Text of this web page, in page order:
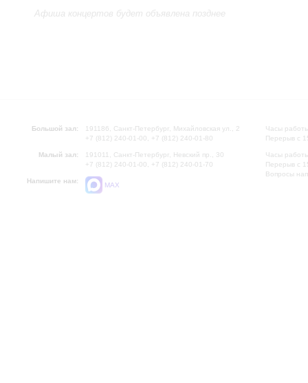
Афиша концертов будет объявлена позднее
Большой зал:
191186, Санкт-Петербург, Михайловская ул., 2
+7 (812) 240-01-00, +7 (812) 240-01-80
Малый зал:
191011, Санкт-Петербург, Невский пр., 30
+7 (812) 240-01-00, +7 (812) 240-01-70
Напишите нам:
MAX
Часы
Перерыв с
Часы
Перерыв с
Вопросы